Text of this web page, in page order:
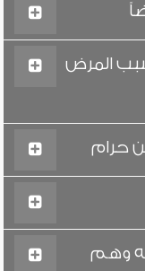
المرض
حرام
وهم